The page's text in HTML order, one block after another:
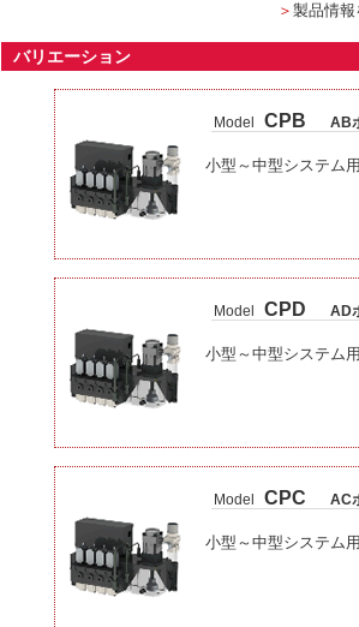
＞ 製品情報
バリエーション
Model CPB AB
小型～中型システム用
Model CPD AD
小型～中型システム用
Model CPC AC
小型～中型システム用